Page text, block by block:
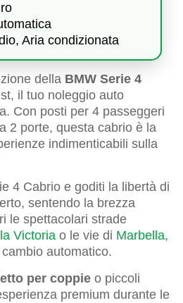
Aria condizionata
della BMW Serie 4
il tuo noleggio auto
Con posti per 4 passeggeri
2 porte, questa cabrio è la
indimenticabili sulla
4 Cabrio e goditi la libertà di
sentendo la brezza
le spettacolari strade
Victoria o le vie di Marbella,
automatico.
per coppie o piccoli
premium durante le